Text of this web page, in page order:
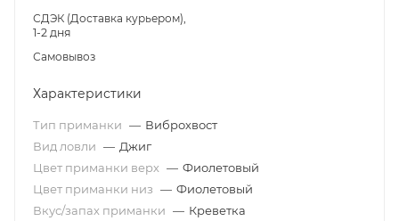
СДЭК (Доставка курьером),
1-2 дня
Самовывоз
Характеристики
Тип приманки — Виброхвост
Вид ловли — Джиг
Цвет приманки верх — Фиолетовый
Цвет приманки низ — Фиолетовый
Вкус/запах приманки — Креветка